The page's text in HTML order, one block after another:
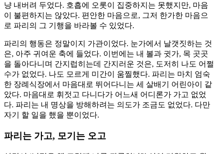
냥 내버려 두었다. 호흡에 오롯이 집중하지는 못했지만, 마음
이 불편하지는 않았다. 편안한 마음으로, 그저 한가한 마음으
로 파리의 그 기행을 바라볼 수 있었다.
파리의 행동은 정말이지 가관이었다. 눈가에서 날갯짓하는 것
은, 아주 귀여운 축에 들었다. 이번에는 내 볼과 귓가, 목 곳곳
을 돌아다니며 간지럽히는데 간지러운 것은, 도저히 나도 어쩔
수가 없었다. 나도 모르게 미간이 움찔했다. 파리는 마치 엄숙
한 장례식장에서 마음대로 뛰어다니는 세 살배기 어린아이 같
았다. 마음대로 휘젓고 다니다가 어느새 어디론가 가고 없었
다. 파리는 내 명상을 방해하려는 의도가 조금도 없었다. 다만
자기 할 일을 했을 뿐이었다.
파리는 가고, 모기는 오고